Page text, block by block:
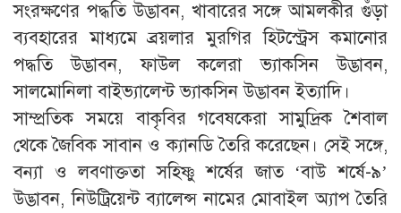
সংরক্ষণের পদ্ধতি উদ্ভাবন, খাবারের সঙ্গে আমলকীর গুঁড়া
ব্যবহারের মাধ্যমে ব্রয়লার মুরগির হিটস্ট্রেস কমানোর
পদ্ধতি উদ্ভাবন, ফাউল কলেরা ভ্যাকসিন উদ্ভাবন,
সালমোনিলা বাইভ্যালেন্ট ভ্যাকসিন উদ্ভাবন ইত্যাদি।
সাম্প্রতিক সময়ে বাকৃবির গবেষকেরা সামুদ্রিক শৈবাল
থেকে জৈবিক সাবান ও ক্যানডি তৈরি করেছেন। সেই সঙ্গে,
বন্যা ও লবণাক্ততা সহিষ্ণু শর্ষের জাত ‘বাউ শর্ষে-৯’
উদ্ভাবন, নিউট্রিয়েন্ট ব্যালেন্স নামের মোবাইল অ্যাপ তৈরি